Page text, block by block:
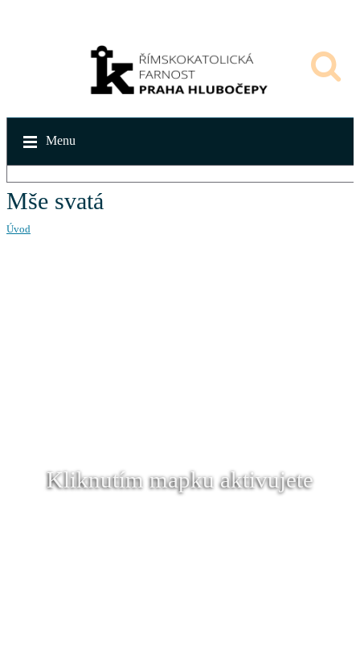
Menu
Mše svatá
Úvod
Kliknutím mapku aktivujete